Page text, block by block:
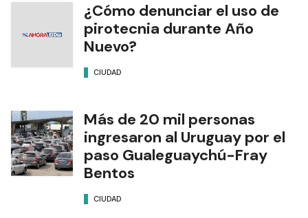
¿Cómo denunciar el uso de
pirotecnia durante Año
Nuevo?
CIUDAD
Más de 20 mil personas
ingresaron al Uruguay por el
paso Gualeguaychú-Fray
Bentos
CIUDAD